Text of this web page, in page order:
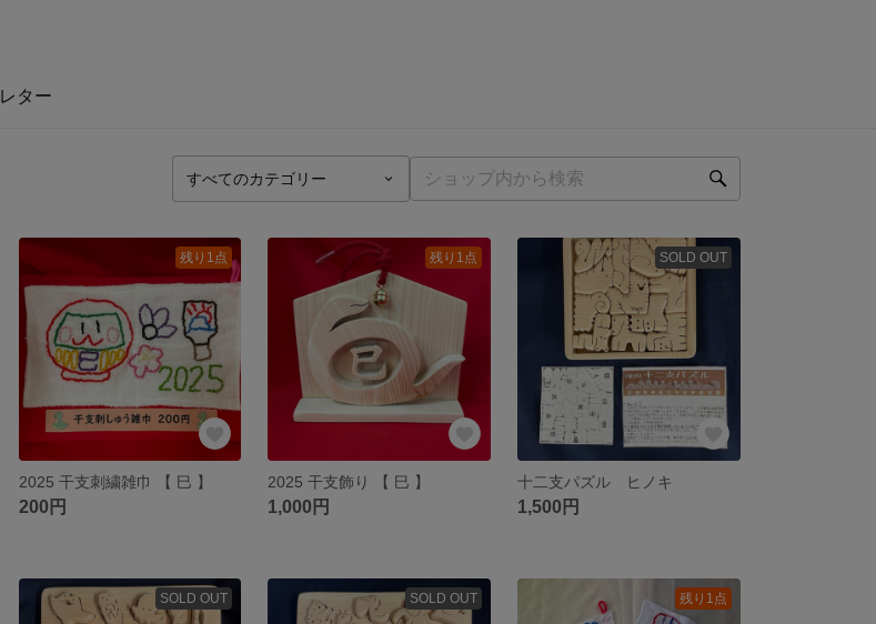
レター
残り1点
2025 干支刺繍雑巾 【 巳 】
200円
残り1点
2025 干支飾り 【 巳 】
1,000円
SOLD OUT
十二支パズル ヒノキ
1,500円
SOLD OUT SOLD OUT 残り1点